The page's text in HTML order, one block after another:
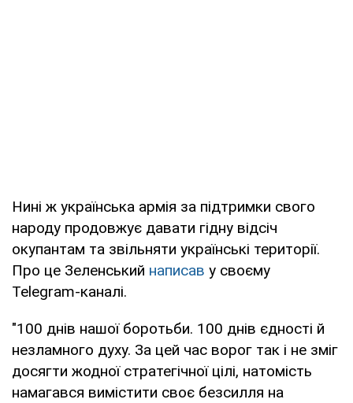
Нині ж українська армія за підтримки свого
народу продовжує давати гідну відсіч
окупантам та звільняти українські території.
Про це Зеленський написав у своєму
Telegram-каналі.
"100 днів нашої боротьби. 100 днів єдності й
незламного духу. За цей час ворог так і не зміг
досягти жодної стратегічної цілі, натомість
намагався вимістити своє безсилля на